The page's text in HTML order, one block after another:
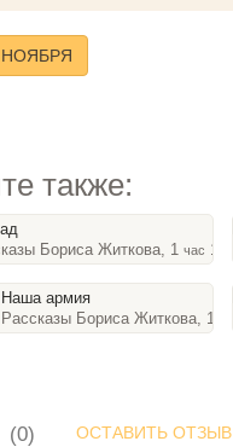
также:
Бориса Житкова, 1 час 18
Наша армия
Рассказы Бориса Житкова, 10
(0) ОСТАВИТЬ ОТЗЫВ